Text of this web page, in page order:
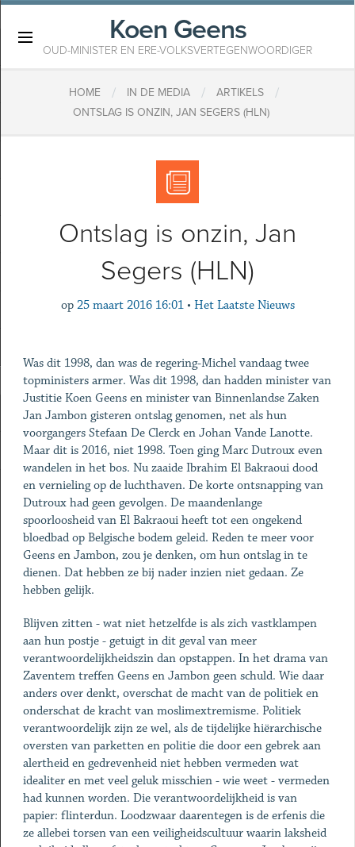
Koen Geens
OUD-MINISTER EN ERE-VOLKSVERTEGENWOORDIGER
HOME / IN DE MEDIA / ARTIKELS /
ONTSLAG IS ONZIN, JAN SEGERS (HLN)
Ontslag is onzin, Jan
Segers (HLN)
op 25 maart 2016 16:01 • Het Laatste Nieuws
Was dit 1998, dan was de regering-Michel vandaag twee
topministers armer. Was dit 1998, dan hadden minister van
Justitie Koen Geens en minister van Binnenlandse Zaken
Jan Jambon gisteren ontslag genomen, net als hun
voorgangers Stefaan De Clerck en Johan Vande Lanotte.
Maar dit is 2016, niet 1998. Toen ging Marc Dutroux even
wandelen in het bos. Nu zaaide Ibrahim El Bakraoui dood
en vernieling op de luchthaven. De korte ontsnapping van
Dutroux had geen gevolgen. De maandenlange
spoorloosheid van El Bakraoui heeft tot een ongekend
bloedbad op Belgische bodem geleid. Reden te meer voor
Geens en Jambon, zou je denken, om hun ontslag in te
dienen. Dat hebben ze bij nader inzien niet gedaan. Ze
hebben gelijk.
Blijven zitten - wat niet hetzelfde is als zich vastklampen
aan hun postje - getuigt in dit geval van meer
verantwoordelijkheidszin dan opstappen. In het drama van
Zaventem treffen Geens en Jambon geen schuld. Wie daar
anders over denkt, overschat de macht van de politiek en
onderschat de kracht van moslimextremisme. Politiek
verantwoordelijk zijn ze wel, als de tijdelijke hiërarchische
oversten van parketten en politie die door een gebrek aan
alertheid en gedrevenheid niet hebben vermeden wat
idealiter en met veel geluk misschien - wie weet - vermeden
had kunnen worden. Die verantwoordelijkheid is van
papier: flinterdun. Loodzwaar daarentegen is de erfenis die
ze allebei torsen van een veiligheidscultuur waarin laksheid